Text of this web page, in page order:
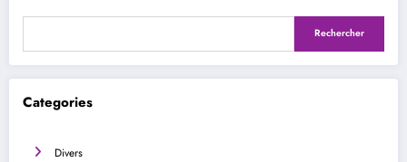
Rechercher
Categories
Divers